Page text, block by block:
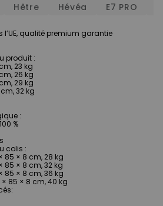
Hêtre Hévéa E7 PRO
l’UE, qualité premium garantie
produit :
23 kg
26 kg
29 kg
32 kg
:
%
colis :
85 × 8 cm, 28 kg
85 × 8 cm, 32 kg
85 × 8 cm, 36 kg
× 85 × 8 cm, 40 kg
: